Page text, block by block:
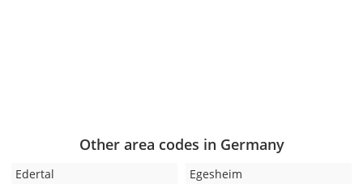
Other area codes in Germany
Edertal Egesheim